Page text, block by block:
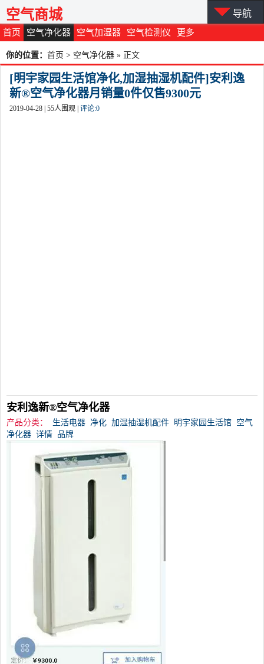
首页 空气净化器 空气加湿器 空气检测仪 更多
空气商城 导航
你的位置： 首页 > 空气净化器 » 正文
[明宇家园生活馆净化,加湿抽湿机配件]安利逸
新®空气净化器月销量0件仅售9300元
2019-04-28 | 55人围观 | 评论:0
安利逸新®空气净化器
产品分类： 生活电器 净化 加湿抽湿机配件 明宇家园生活馆 空气
净化器 详情 品牌